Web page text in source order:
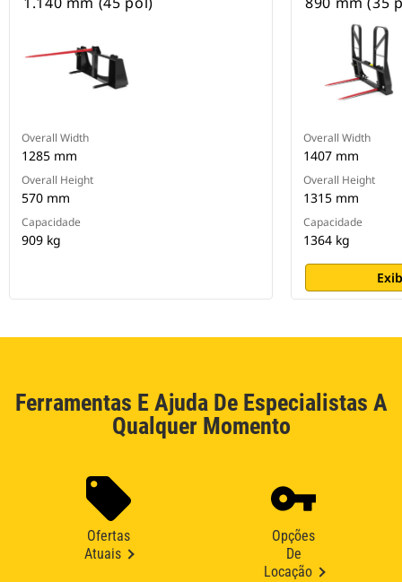
Overall Width
1285 mm
Overall Height
570 mm
Capacidade
909 kg
Overall Width
1407 mm
Overall Height
1315 mm
Capacidade
1364 kg
Ferramentas E Ajuda De Especialistas A
Qualquer Momento
Ofertas
Atuais
Opções
De
Locação